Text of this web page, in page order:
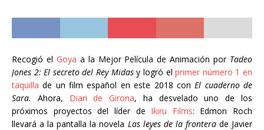
Recogió el Goya a la Mejor Película de Animación por Tadeo
Jones 2: El secreto del Rey Midasy logró elprimer número 1 en
taquillade un film español en este 2018 conEl cuaderno de
Sara. Ahora, Diari de Girona, ha desvelado uno de los
próximos proyectos del líder de Ikiru Films: Edmon Roch
llevará a la pantalla la novela Las leyes de la frontera de Javier